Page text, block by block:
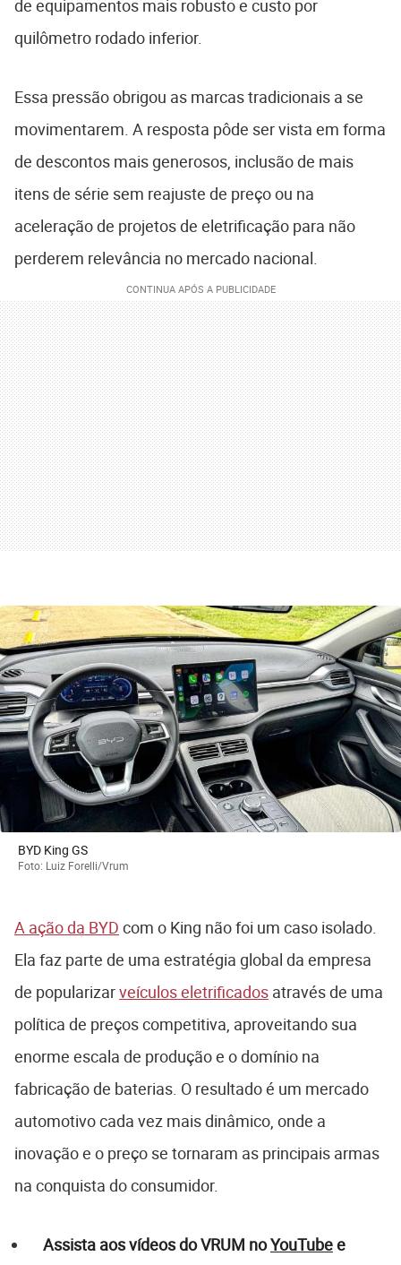
de equipamentos mais robusto e custo por
quilômetro rodado inferior.
Essa pressão obrigou as marcas tradicionais a se
movimentarem. A resposta pôde ser vista em forma
de descontos mais generosos, inclusão de mais
itens de série sem reajuste de preço ou na
aceleração de projetos de eletrificação para não
perderem relevância no mercado nacional.
BYD King GS
Foto: Luiz Forelli/Vrum
A ação da BYD com o King não foi um caso isolado.
Ela faz parte de uma estratégia global da empresa
de popularizarveículos eletrificados através de uma
política de preços competitiva, aproveitando sua
enorme escala de produção e o domínio na
fabricação de baterias. O resultado é um mercado
automotivo cada vez mais dinâmico, onde a
inovação e o preço se tornaram as principais armas
na conquista do consumidor.
Assista aos vídeos do VRUM noYouTubee